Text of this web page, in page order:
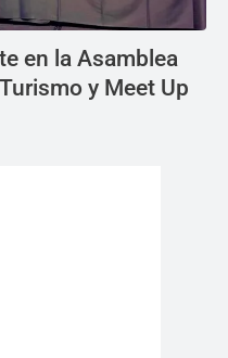
en la Asamblea
y Meet Up